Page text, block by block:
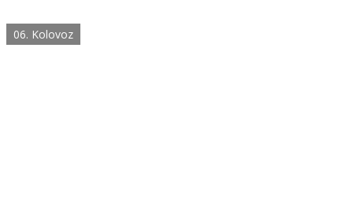
kulture i težačkih proizvoda.
06. Kolovoz